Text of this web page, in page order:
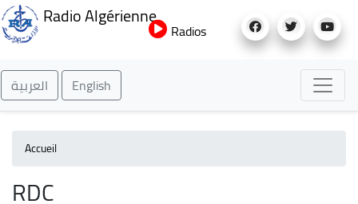
au
Radio Algérienne
Radios
العربية English
Accueil
RDC